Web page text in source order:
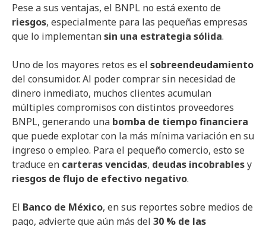
Pese a sus ventajas, el BNPL no está exento de
riesgos, especialmente para las pequeñas empresas
que lo implementansin una estrategia sólida.
Uno de los mayores retos es el sobreendeudamiento
del consumidor. Al poder comprar sin necesidad de
dinero inmediato, muchos clientes acumulan
múltiples compromisos con distintos proveedores
BNPL, generando una bomba de tiempo financiera
que puede explotar con la más mínima variación en su
ingreso o empleo. Para el pequeño comercio, esto se
traduce en carteras vencidas, deudas incobrablesy
riesgos de flujo de efectivo negativo.
El Banco de México, en sus reportes sobre medios de
pago, advierte que aún más del 30 % de las